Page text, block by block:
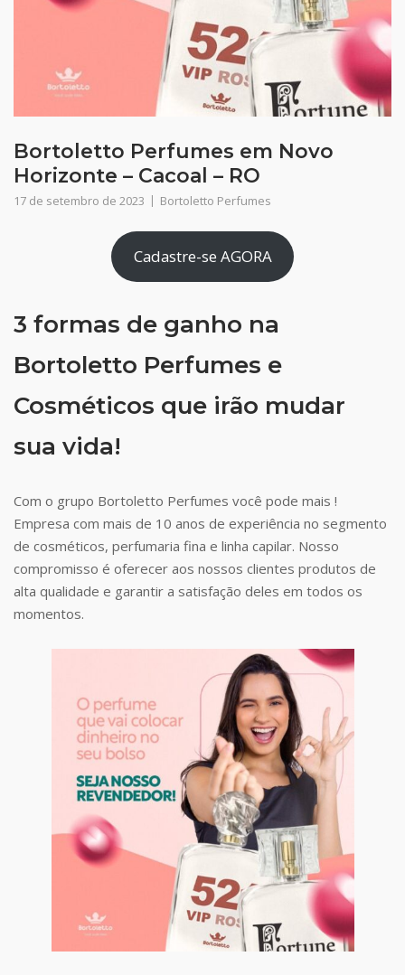
Bortoletto Perfumes em Novo
Horizonte – Cacoal – RO
17 de setembro de 2023 Bortoletto Perfumes
Cadastre-se AGORA
3 formas de ganho na
Bortoletto Perfumes e
Cosméticos que irão mudar
sua vida!
Com o grupo Bortoletto Perfumes você pode mais !
Empresa com mais de 10 anos de experiência no segmento
de cosméticos, perfumaria fina e linha capilar. Nosso
compromisso é oferecer aos nossos clientes produtos de
alta qualidade e garantir a satisfação deles em todos os
momentos.